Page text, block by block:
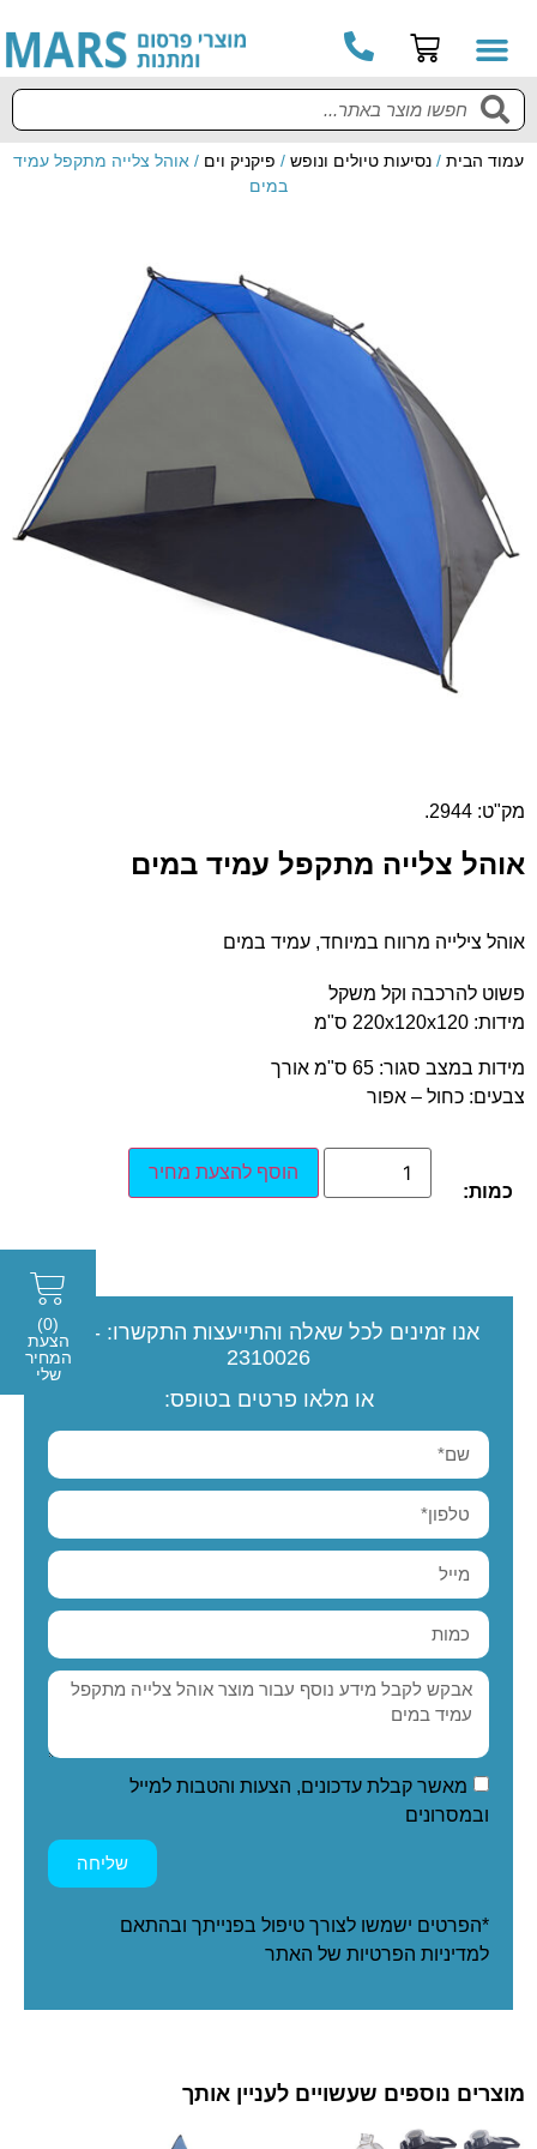
עמוד הבית / נסיעות טיולים ונופש / פיקניק וים / אוהל צלייה מתקפל עמיד
במים
מק"ט: 2944.
אוהל צלייה מתקפל עמיד במים
אוהל צילייה מרווח במיוחד, עמיד במים
פשוט להרכבה וקל משקל
מידות: 220x120x120 ס"מ
מידות במצב סגור: 65 ס"מ אורך
צבעים: כחול – אפור
כמות:
הוסף להצעת מחיר
אנו זמינים לכל שאלה והתייעצות התקשרו: 077-
2310026
או מלאו פרטים בטופס:
מאשר קבלת עדכונים, הצעות והטבות למייל
ובמסרונים
שליחה
*הפרטים ישמשו לצורך טיפול בפנייתך ובהתאם
למדיניות הפרטיות של האתר
מוצרים נוספים שעשויים לעניין אותך
(0)
הצעת
המחיר
שלי